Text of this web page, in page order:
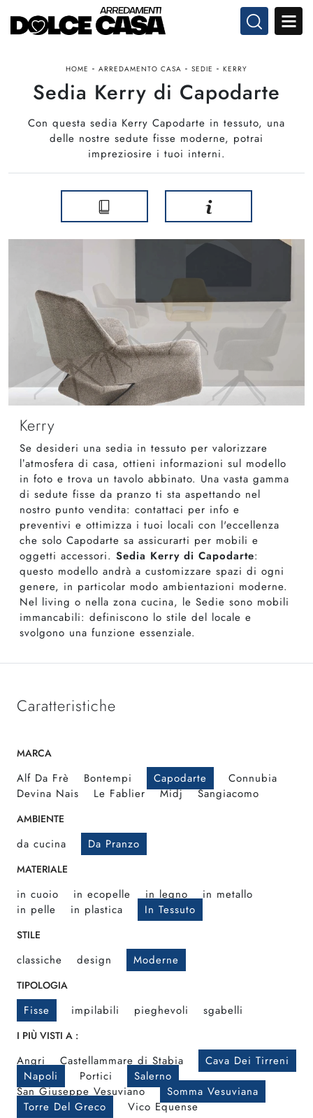
HOME - ARREDAMENTO CASA - SEDIE - KERRY
Sedia Kerry di Capodarte
Con questa sedia Kerry Capodarte in tessuto, una
delle nostre sedute fisse moderne, potrai
impreziosire i tuoi interni.
Kerry
Se desideri una sedia in tessuto per valorizzare
l’atmosfera di casa, ottieni informazioni sul modello
in foto e trova un tavolo abbinato. Una vasta gamma
di sedute fisse da pranzo ti sta aspettando nel
nostro punto vendita: contattaci per info e
preventivi e ottimizza i tuoi locali con l'eccellenza
che solo Capodarte sa assicurarti per mobili e
oggetti accessori. Sedia Kerry di Capodarte:
questo modello andrà a customizzare spazi di ogni
genere, in particolar modo ambientazioni moderne.
Nel living o nella zona cucina, le Sedie sono mobili
immancabili: definiscono lo stile del locale e
svolgono una funzione essenziale.
Caratteristiche
MARCA
Alf Da Frè Bontempi Capodarte
Connubia
Devina Nais
Le Fablier Midj Sangiacomo
AMBIENTE
da cucina Da Pranzo
MATERIALE
in cuoio in ecopelle in legno
in metallo
in pelle
in plastica In Tessuto
STILE
classiche design Moderne
TIPOLOGIA
Fisse impilabili pieghevoli sgabelli
I PIÙ VISTI A :
Angri Castellammare di Stabia
Cava Dei Tirreni
Napoli
Portici
Salerno
San Giuseppe Vesuviano
Somma Vesuviana
Torre Del Greco
Vico Equense